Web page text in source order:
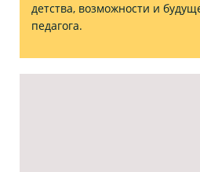
детства, возможности и
педагога.